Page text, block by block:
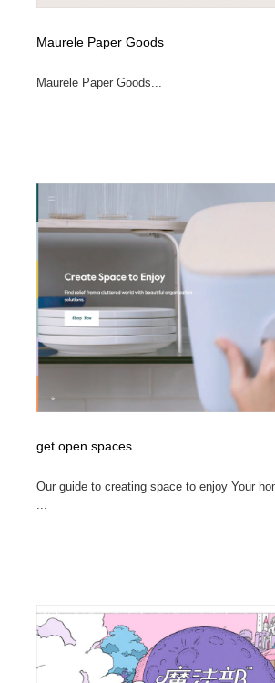
Maurele Paper Goods
Maurele Paper Goods...
get open spaces
Our guide to creating space to enjoy Your
...